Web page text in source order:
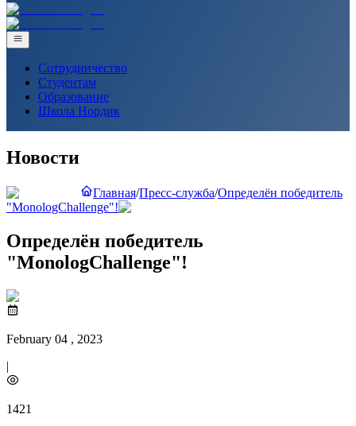
Сотрудничество
Студентам
Образование
Школа Нордик
Новости
Главная/Пресс-служба/Определён победитель
"MonologChallenge"!
Определён победитель
"MonologChallenge"!
February 04 , 2023
|
1421